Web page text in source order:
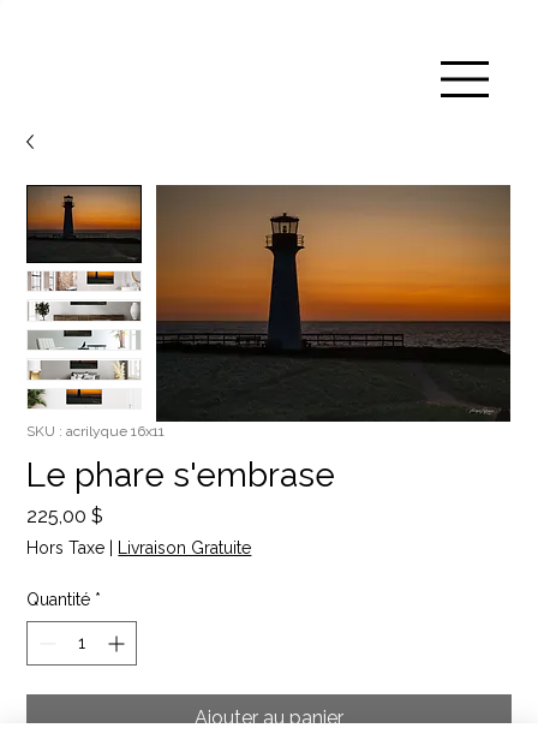
SKU : acrilyque 16x11
Le phare s'embrase
225,00 $
Hors Taxe Livraison Gratuite
Quantité *
Ajouter au panier